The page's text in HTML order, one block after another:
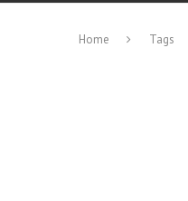
Home Tags